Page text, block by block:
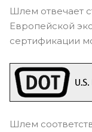
Шлем отвечает
Европейской
сертификации
Шлем